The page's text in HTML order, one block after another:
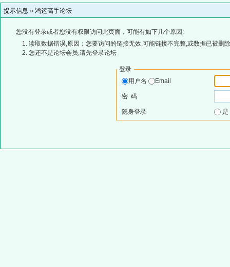
提示信息 » 鸿运高手论坛
您没有登录或者您没有权限访问此页面，可能有如下几个原因:
读取数据错误,原因：您要访问的链接无效,可能链接不完整,或数据已被删
您还不是论坛会员,请先登录论坛
登录
用户名
Email
密 码
隐身登录